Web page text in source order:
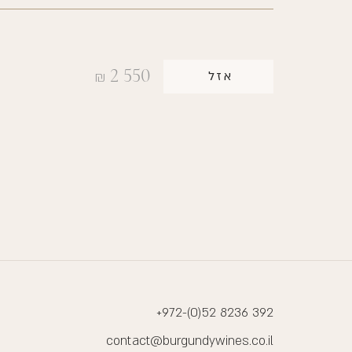
₪ 2 550 אזל
+972-(0)52 8236 392
contact@burgundywines.co.il